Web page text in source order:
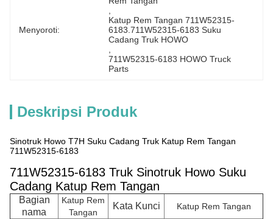
Menyoroti:
Katup Rem Tangan 711W52315-
6183.711W52315-6183 Suku
Cadang Truk HOWO
711W52315-6183 HOWO Truck
Parts
Deskripsi Produk
Sinotruk Howo T7H Suku Cadang Truk Katup Rem Tangan
711W52315-6183
711W52315-6183 Truk Sinotruk Howo Suku
Cadang Katup Rem Tangan
Bagian
nama
Katup Rem
Tangan
Kata Kunci Katup Rem Tangan